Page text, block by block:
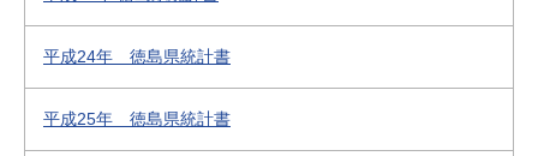
平成24年 徳島県統計書
平成25年 徳島県統計書